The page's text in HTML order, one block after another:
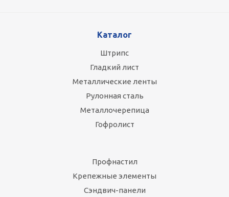
Каталог
Штрипс
Гладкий лист
Металлические ленты
Рулонная сталь
Металлочерепица
Гофролист
Профнастил
Крепежные элементы
Сэндвич-панели